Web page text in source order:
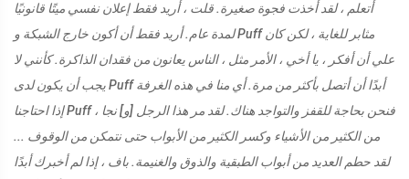
أتعلم ، لقد أخذت فجوة صغيرة. قلت ، أريد فقط إعلان نفسي ميتًا قانونيًا
لمدة عام. أريد فقط أن أكون خارج الشبكة و Puff مثابر للغاية ، لكن كان
علي أن أفكر ، يا أخي ، الأمر مثل ، الناس يعانون من فقدان الذاكرة. كأنني لا
يجب أن يكون لدى Puff أبدًا أن أتصل بأكثر من مرة. أي منا في هذه الغرفة
إذا احتاجنا Puff ، فنحن بحاجة للقفز والتواجد هناك. لقد مر هذا الرجل [و] نجا
من الكثير من الأشياء وكسر الكثير من الأبواب حتى نتمكن من الوقوف ...
لقد حطم العديد من أبواب الطبقية والذوق والغنيمة. باف ، إذا لم أخبرك أبدًا